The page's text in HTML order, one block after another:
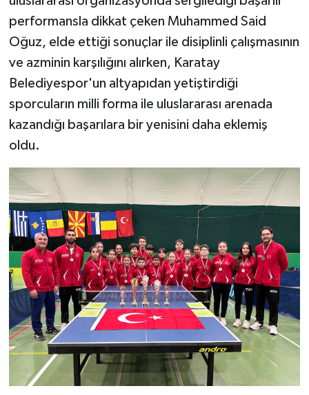
performansla dikkat çeken Muhammed Said
Oğuz, elde ettiği sonuçlar ile disiplinli çalışmasının
ve azminin karşılığını alırken, Karatay
Belediyespor'un altyapıdan yetiştirdiği
sporcuların milli forma ile uluslararası arenada
kazandığı başarılara bir yenisini daha eklemiş
oldu.